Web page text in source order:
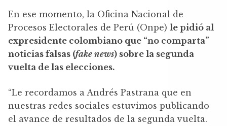
En ese momento, la Oficina Nacional de
Procesos Electorales de Perú (Onpe) le pidió al
expresidente colombiano que “no comparta”
noticias falsas (fake news) sobre la segunda
vuelta de las elecciones.
“Le recordamos a Andrés Pastrana que en
nuestras redes sociales estuvimos publicando
el avance de resultados de la segunda vuelta.